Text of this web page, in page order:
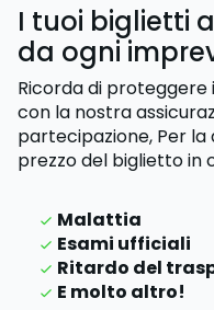
I tuoi biglietti
da ogni
Ricorda di
con la nostra
partecipazione, Per la
prezzo del bigliettoin
Malattia
Esami ufficiali
Ritardo del
E molto altro!